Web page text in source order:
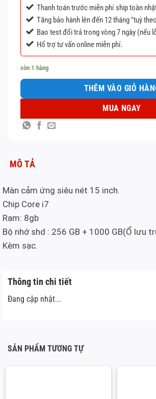
Thanh toán trước miễn phí ship toàn
Tăng bảo hành lên đến 12 tháng "tuỳ
Bao test đổi trả trong vòng 7 ngày (nếu
Hổ trợ tư vấn online miễn phí.
còn 1 hàng
THÊM VÀO GIỎ
MUA NGAY
MÔ TẢ
Màn cảm ứng siêu nét 15 inch.
Chip Core i7
Ram: 8gb
Bộ nhớ shd : 256 GB + 1000 GB(Ổ lưu
Kèm sạc.
Thông tin chi tiết
Đang cập nhật...
SẢN PHẨM TƯƠNG TỰ